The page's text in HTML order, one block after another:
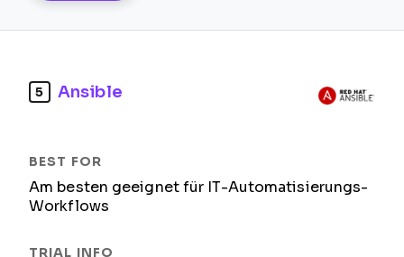
5 Ansible
Am besten geeignet für IT-Automatisierungs-
Workflows